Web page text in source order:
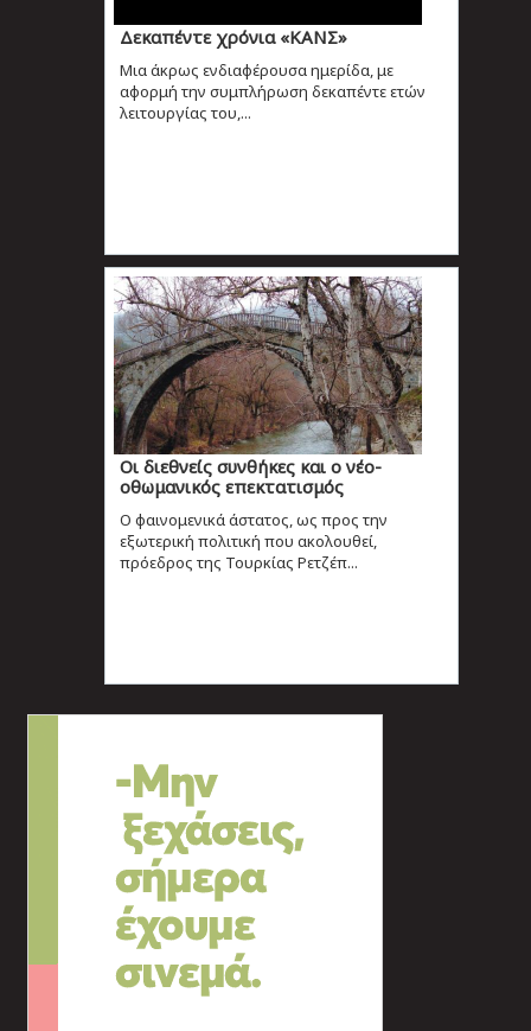
Δεκαπέντε χρόνια «ΚΑΝΣ»
Μια άκρως ενδιαφέρουσα ημερίδα, με
αφορμή την συμπλήρωση δεκαπέντε ετών
λειτουργίας του,...
Οι διεθνείς συνθήκες και ο νέο-
οθωμανικός επεκτατισμός
Ο φαινομενικά άστατος, ως προς την
εξωτερική πολιτική που ακολουθεί,
πρόεδρος της Τουρκίας Ρετζέπ...